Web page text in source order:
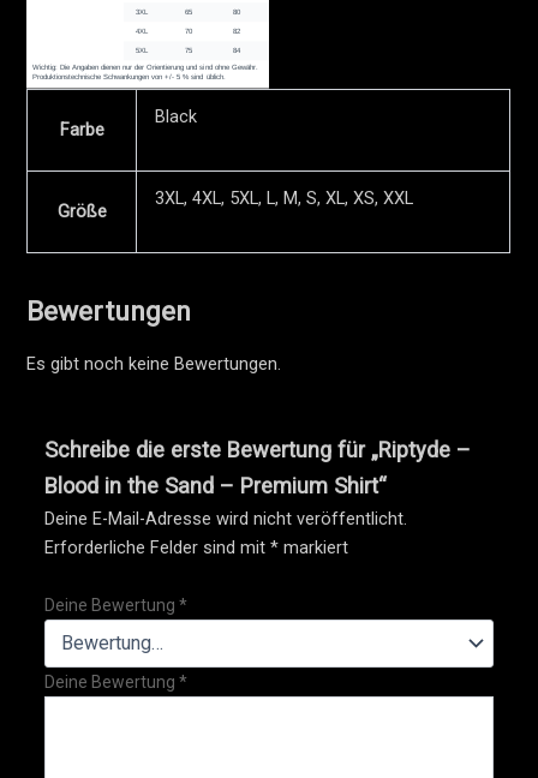
Farbe
Black
Größe
3XL, 4XL, 5XL, L, M, S, XL, XS, XXL
Bewertungen
Es gibt noch keine Bewertungen.
Schreibe die erste Bewertung für „Riptyde –
Blood in the Sand – Premium Shirt“
Deine E-Mail-Adresse wird nicht veröffentlicht.
Erforderliche Felder sind mit* markiert
Deine Bewertung*
Deine Bewertung*